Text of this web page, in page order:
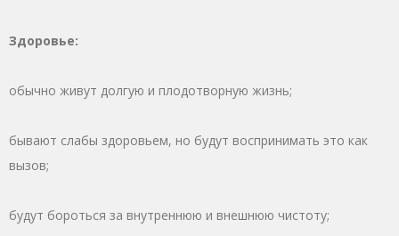
Здоровье:
обычно живут долгую и плодотворную жизнь;
бывают слабы здоровьем, но будут воспринимать это как
вызов;
будут бороться за внутреннюю и внешнюю чистоту;